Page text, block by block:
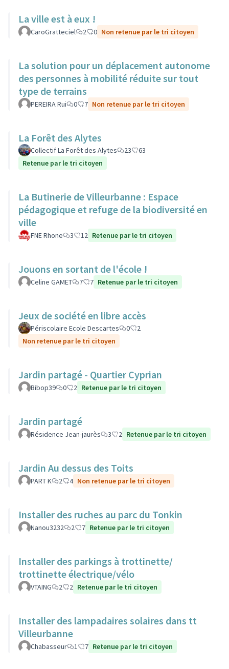
La ville est à eux !
CaroGratteciel 2 0 Non retenue par le tri citoyen
La solution pour un déplacement autonome
des personnes à mobilité réduite sur tout
type de terrains
PEREIRA Rui 0 7 Non retenue par le tri citoyen
La Forêt des Alytes
Collectif La Forêt des Alytes 23
63
Retenue par le tri citoyen
La Butinerie de Villeurbanne : Espace
pédagogique et refuge de la biodiversité en
ville
FNE Rhone 3 12 Retenue par le tri citoyen
Jouons en sortant de l'école !
Celine GAMET 7 7 Retenue par le tri citoyen
Jeux de société en libre accès
Périscolaire Ecole Descartes 0
2
Non retenue par le tri citoyen
Jardin partagé - Quartier Cyprian
Bibop39 0 2 Retenue par le tri citoyen
Jardin partagé
Résidence Jean-jaurès 3 2 Retenue par le tri citoyen
Jardin Au dessus des Toits
PART K 2 4 Non retenue par le tri citoyen
Installer des ruches au parc du Tonkin
Nanou3232 2 7 Retenue par le tri citoyen
Installer des parkings à trottinette/
trottinette électrique/vélo
VTAING 2 2 Retenue par le tri citoyen
Installer des lampadaires solaires dans tt
Villeurbanne
Chabasseur 1 7 Retenue par le tri citoyen